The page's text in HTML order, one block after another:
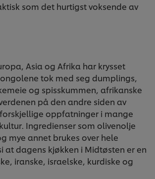
som det hurtigst voksende av
Asia og Afrika har krysset
tok med seg dumplings,
og spisskummen, afrikanske
på den andre siden av
oppfatninger i mange
Ingredienser som olivenolje
mye annet brukes over hele
at dagens kjøkken i Midtøsten er en
iranske, israelske, kurdiske og